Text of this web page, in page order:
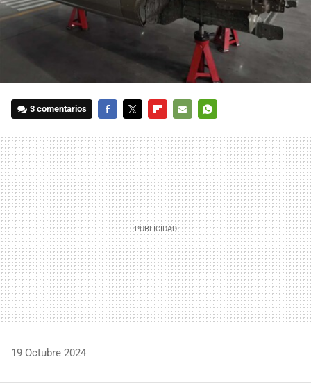
3 comentarios
MAIL
19 Octubre 2024